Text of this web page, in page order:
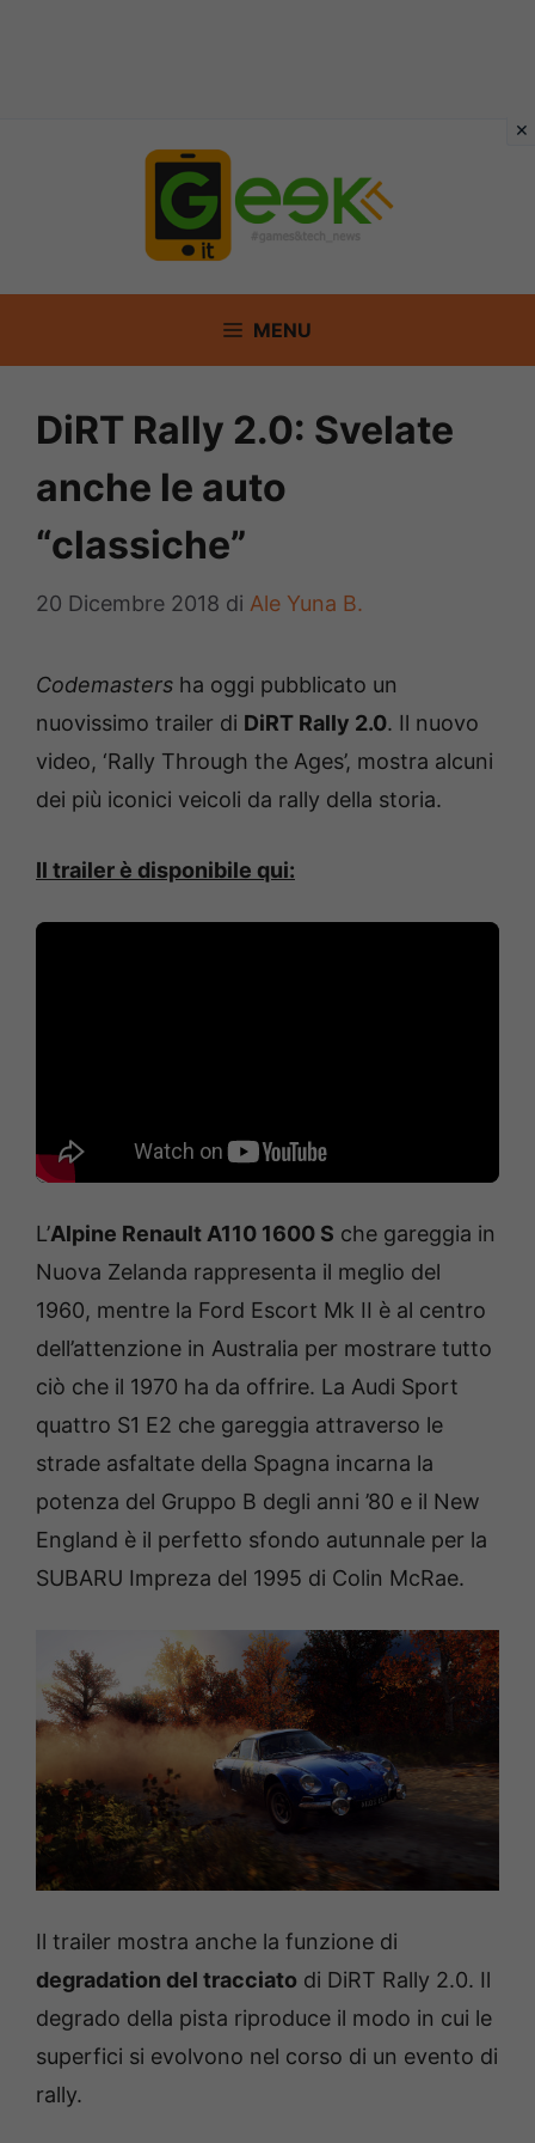
MENU
DiRT Rally 2.0: Svelate
anche le auto
“classiche”
20 Dicembre 2018 di Ale Yuna B.
Codemasters ha oggi pubblicato un
nuovissimo trailer di DiRT Rally 2.0. Il nuovo
video, ‘Rally Through the Ages’, mostra alcuni
dei più iconici veicoli da rally della storia.
Il trailer è disponibile qui:
L’Alpine Renault A110 1600 S che gareggia in
Nuova Zelanda rappresenta il meglio del
1960, mentre la Ford Escort Mk II è al centro
dell’attenzione in Australia per mostrare tutto
ciò che il 1970 ha da offrire. La Audi Sport
quattro S1 E2 che gareggia attraverso le
strade asfaltate della Spagna incarna la
potenza del Gruppo B degli anni ’80 e il New
England è il perfetto sfondo autunnale per la
SUBARU Impreza del 1995 di Colin McRae.
Il trailer mostra anche la funzione di
degradation del tracciato di DiRT Rally 2.0. Il
degrado della pista riproduce il modo in cui le
superfici si evolvono nel corso di un evento di
rally.